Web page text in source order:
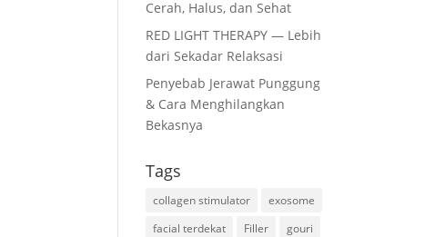
Cerah, Halus, dan Sehat
RED LIGHT THERAPY — Lebih
dari Sekadar Relaksasi
Penyebab Jerawat Punggung
& Cara Menghilangkan
Bekasnya
Tags
collagen stimulator
exosome
facial terdekat
Filler
gouri